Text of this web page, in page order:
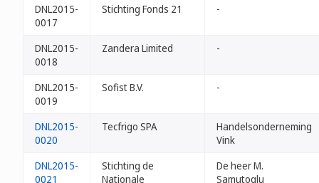
DNL2015-
0017
Stichting Fonds 21 -
DNL2015-
0018
Zandera Limited -
DNL2015-
0019
Sofist B.V. -
DNL2015-
0020
Tecfrigo SPA
Handelsonderneming
Vink
DNL2015-
0021
Stichting de
Nationale
De heer M.
Samutoglu